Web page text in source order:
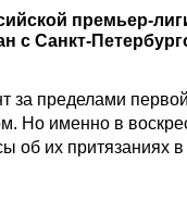
премьер-
с Санкт-
пределами
Но именно в
об их притязаниях